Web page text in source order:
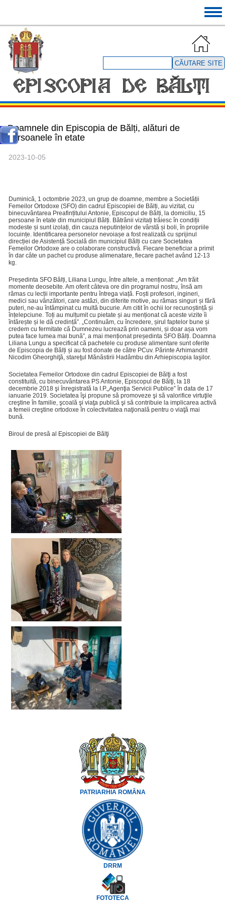
principal
Doamnele din Episcopia de Bălți, alături de
persoanele în etate
2023-10-05
Duminică, 1 octombrie 2023, un grup de doamne, membre a Societății
Femeilor Ortodoxe (SFO) din cadrul Episcopiei de Bălți, au vizitat, cu
binecuvântarea Preafințitului Antonie, Episcopul de Bălți, la domiciliu, 15
persoane în etate din municipiul Bălți. Bătrânii vizitați trăiesc în condiții
modeste și sunt izolați, din cauza neputințelor de vârstă și boli, în propriile
locuințe. Identificarea personelor nevoiașe a fost realizată cu sprijinul
direcției de Asistență Socială din municipiul Bălți cu care Societatea
Femeilor Ortodoxe are o colaborare constructivă. Fiecare beneficiar a primit
în dar câte un pachet cu produse alimenatare, fiecare pachet având 12-13
kg.
Președinta SFO Bălți, Liliana Lungu, între altele, a menționat: „Am trăit
momente deosebite. Am oferit câteva ore din programul nostru, însă am
rămas cu lecții importante pentru întrega viață. Foști profesori, ingineri,
medici sau vânzători, care astăzi, din diferite motive, au rămas singuri și fără
puteri, ne-au întâmpinat cu multă bucurie. Am citit în ochii lor recunoștință și
înțelepciune. Toți au mulțumit cu pietate și au menționat că aceste vizite îi
întărește și le dă credință”. „Continuăm, cu încredere, șirul faptelor bune și
credem cu fermitate că Dumnezeu lucrează prin oameni, și doar așa vom
putea face lumea mai bună”, a mai menționat președinta SFO Bălți. Doamna
Liliana Lungu a specificat că pachetele cu produse alimentare sunt oferite
de Episcopia de Bălți și au fost donate de către PCuv. Părinte Arhimandrit
Nicodim Gheorghiţă, stareţul Mănăstirii Hadâmbu din Arhiepiscopia Iaşilor.
Societatea Femeilor Ortodoxe din cadrul Episcopiei de Bălţi a fost
constituită, cu binecuvântarea PS Antonie, Episcopul de Bălţi, la 18
decembrie 2018 şi înregistrată la I.P.„Agenţia Servicii Publice” în data de 17
ianuarie 2019. Societatea îşi propune să promoveze şi să valorifice virtuţile
creştine în familie, şcoală şi viaţa publică şi să contribuie la implicarea activă
a femeii creştine ortodoxe în colectivitatea naţională pentru o viaţă mai
bună.
Biroul de presă al Episcopiei de Bălţi
PATRIARHIA ROMÂNA
DRRM
FOTOTECA